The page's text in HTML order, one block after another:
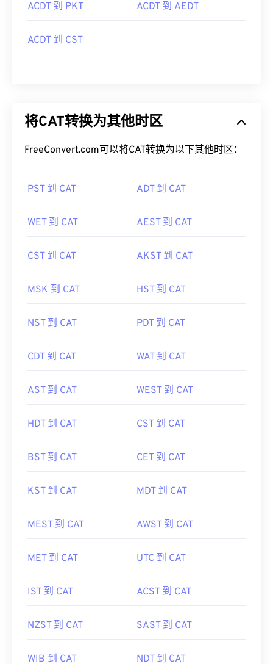
ACDT 到 PKT ACDT 到 AEDT
ACDT 到 CST
将CAT转换为其他时区
FreeConvert.com可以将CAT转换为以下其他时区：
PST 到 CAT ADT 到 CAT
WET 到 CAT AEST 到 CAT
CST 到 CAT AKST 到 CAT
MSK 到 CAT HST 到 CAT
NST 到 CAT PDT 到 CAT
CDT 到 CAT WAT 到 CAT
AST 到 CAT WEST 到 CAT
HDT 到 CAT CST 到 CAT
BST 到 CAT CET 到 CAT
KST 到 CAT MDT 到 CAT
MEST 到 CAT AWST 到 CAT
MET 到 CAT UTC 到 CAT
IST 到 CAT ACST 到 CAT
NZST 到 CAT SAST 到 CAT
WIB 到 CAT NDT 到 CAT